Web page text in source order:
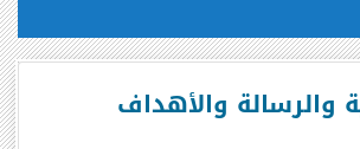
والرسالة والأهداف